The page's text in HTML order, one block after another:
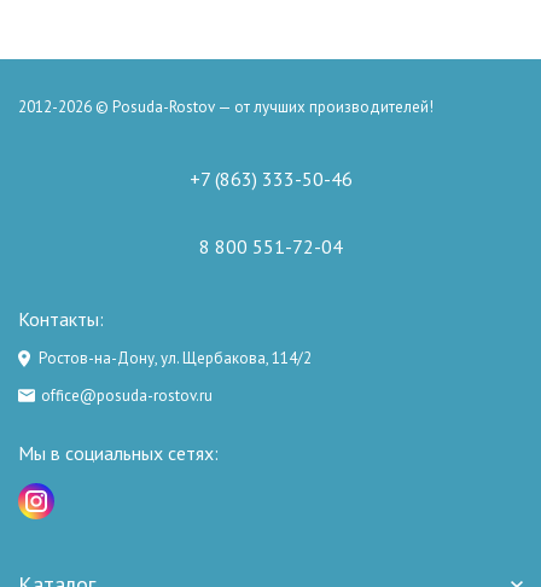
2012-2026 © Posuda-Rostov — от лучших производителей!
+7 (863) 333-50-46
8 800 551-72-04
Контакты:
Ростов-на-Дону, ул. Щербакова, 114/2
office@posuda-rostov.ru
Мы в социальных сетях: